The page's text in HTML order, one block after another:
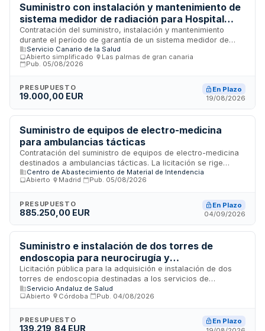
Suministro con instalación y mantenimiento de
sistema medidor de radiación para Hospital
Universitario de Gran Canaria Dr. Negrín
Contratación del suministro, instalación y mantenimiento
durante el período de garantía de un sistema medidor de
radiación destinado a la Dirección Gerencia del Hospital
Universitario de Gran Canaria Dr. Negrín. El contrato incluye la
entrega del equipo en el almacén general del hospital, su
mantenimiento durante la garantía. La ejecución debe
completarse en un plazo máximo de tres meses desde la
formalización del contrato.
Servicio Canario de la Salud
Abierto simplificado
Las palmas de gran canaria
Pub. 05/08/2026
PRESUPUESTO
19.000,00 EUR
En Plazo
19/08/2026
Suministro de equipos de electro-medicina
para ambulancias tácticas
Contratación del suministro de equipos de electro-medicina
destinados a ambulancias tácticas. La licitación se rige
conforme a la Ley de Contratos del Sector Público y está
sujeta a los requisitos de capacidad, solvencia económica,
suministro cumplen con las características técnicas
establecidas en el pliego de prescripciones técnicas
particulares, y la adjudicación se realizará conforme a los
criterios establecidos en la documentación de la
convocatoria.
Centro de Abastecimiento de Material de Intendencia
Abierto
Madrid Pub. 05/08/2026
PRESUPUESTO
885.250,00 EUR
En Plazo
04/09/2026
Suministro e instalación de dos torres de
endoscopia para neurocirugía y
otorrinolaringología del Hospital Reina Sofía de
Córdoba
Licitación pública para la adquisición e instalación de dos
torres de endoscopia destinadas a los servicios de
neurocirugía y otorrinolaringología del Hospital Reina Sofía
de Córdoba. El Servicio Andaluz de Salud licita este
incluye tanto el suministro de los sistemas de endoscopia
como los servicios de instalación y puesta en funcionamiento
Servicio Andaluz de Salud
Abierto
Córdoba Pub. 04/08/2026
PRESUPUESTO
139.219,84 EUR
En Plazo